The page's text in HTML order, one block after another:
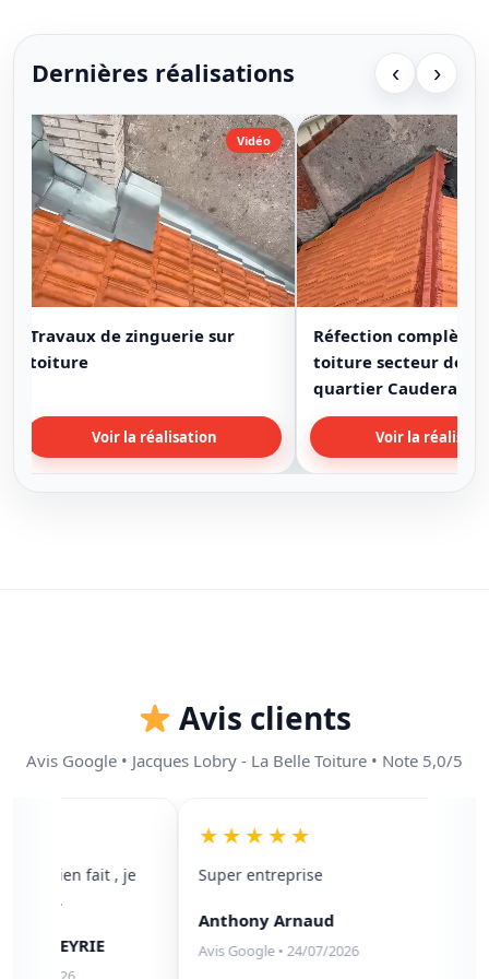
Dernières réalisations ‹ ›
Vidéo
Travaux de zinguerie sur
toiture
Voir la réalisation
Réfection complète
toiture secteur de
quartier Cauderan
Voir la
Avis clients
Avis Google • Jacques Lobry - La Belle Toiture • Note 5,0/5
bien fait , je
★★★★★
Super entreprise
Anthony Arnaud
Avis Google • 24/07/2026